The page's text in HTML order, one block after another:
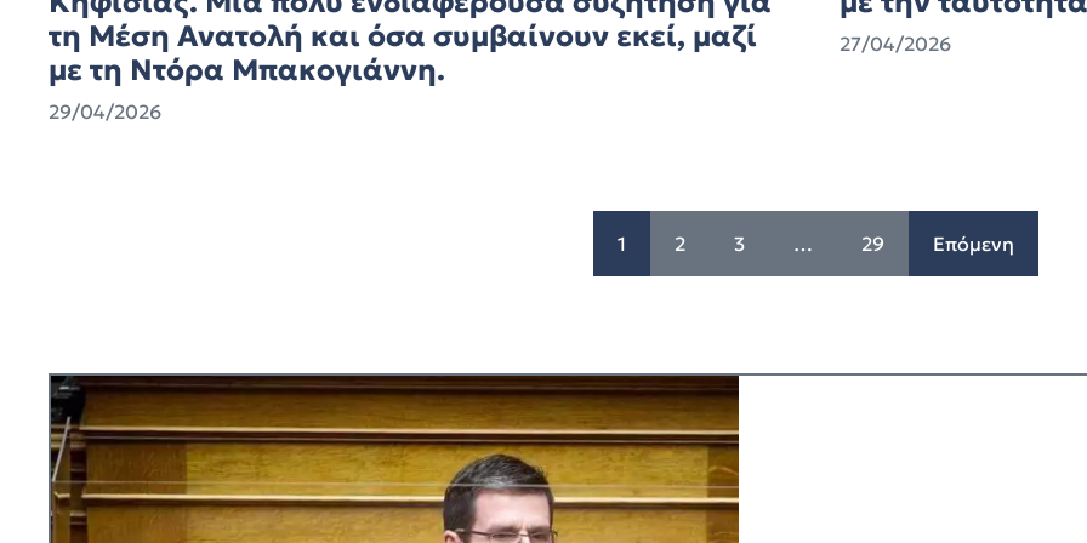
τη Μέση Ανατολή και όσα συμβαίνουν εκεί, μαζί
με τη Ντόρα Μπακογιάννη.
29/04/2026
27/04/2026
1 2 3 … 29 Επόμενη